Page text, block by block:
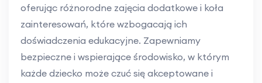
oferując różnorodne zajęcia dodatkowe i koła
zainteresowań, które wzbogacają ich
doświadczenia edukacyjne. Zapewniamy
bezpieczne i wspierające środowisko, w którym
każde dziecko może czuć się akceptowane i